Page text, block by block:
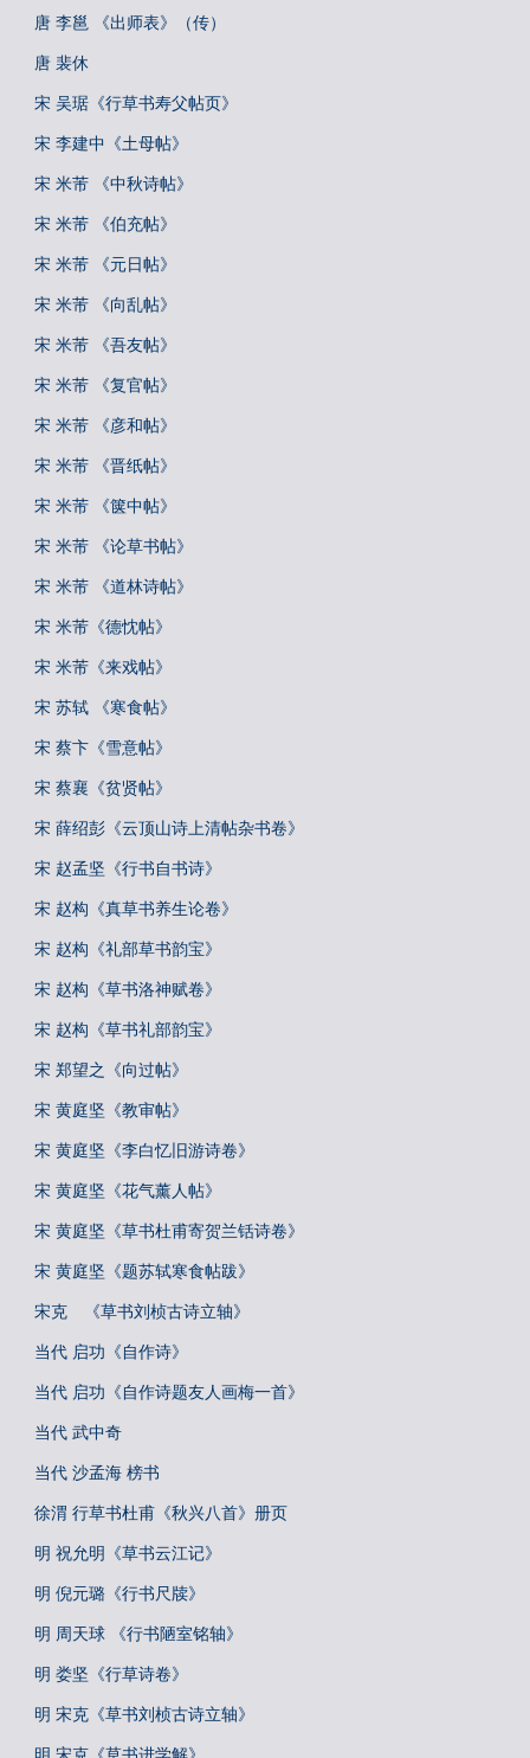
唐 李邕 《出师表》（传）
唐 裴休
宋 吴琚《行草书寿父帖页》
宋 李建中《土母帖》
宋 米芾 《中秋诗帖》
宋 米芾 《伯充帖》
宋 米芾 《元日帖》
宋 米芾 《向乱帖》
宋 米芾 《吾友帖》
宋 米芾 《复官帖》
宋 米芾 《彦和帖》
宋 米芾 《晋纸帖》
宋 米芾 《箧中帖》
宋 米芾 《论草书帖》
宋 米芾 《道林诗帖》
宋 米芾《德忱帖》
宋 米芾《来戏帖》
宋 苏轼 《寒食帖》
宋 蔡卞《雪意帖》
宋 蔡襄《贫贤帖》
宋 薛绍彭《云顶山诗上清帖杂书卷》
宋 赵孟坚《行书自书诗》
宋 赵构《真草书养生论卷》
宋 赵构《礼部草书韵宝》
宋 赵构《草书洛神赋卷》
宋 赵构《草书礼部韵宝》
宋 郑望之《向过帖》
宋 黄庭坚《教审帖》
宋 黄庭坚《李白忆旧游诗卷》
宋 黄庭坚《花气薰人帖》
宋 黄庭坚《草书杜甫寄贺兰铦诗卷》
宋 黄庭坚《题苏轼寒食帖跋》
宋克 《草书刘桢古诗立轴》
当代 启功《自作诗》
当代 启功《自作诗题友人画梅一首》
当代 武中奇
当代 沙孟海 榜书
徐渭 行草书杜甫《秋兴八首》册页
明 祝允明《草书云江记》
明 倪元璐《行书尺牍》
明 周天球 《行书陋室铭轴》
明 娄坚《行草诗卷》
明 宋克《草书刘桢古诗立轴》